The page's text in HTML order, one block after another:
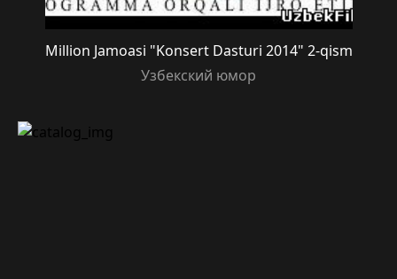
Million Jamoasi "Konsert Dasturi 2014" 2-qism
Узбекский юмор